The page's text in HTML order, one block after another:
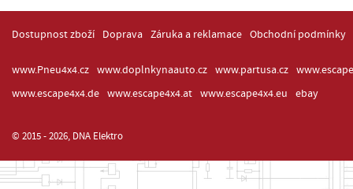
Dostupnost zboží Doprava Záruka a reklamace Obchodní podmínky
www.Pneu4x4.cz www.doplnkynaauto.cz www.partusa.cz
www.escape4x4.de
www.escape4x4.at www.escape4x4.eu ebay
© 2015 - 2026, DNA Elektro